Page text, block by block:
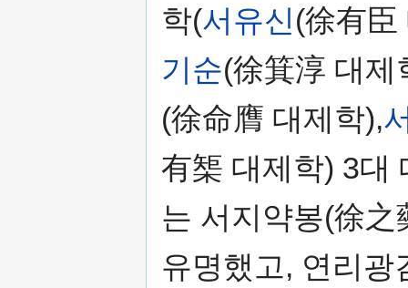
학(서유신(徐有臣
기순(徐箕淳 대
(徐命膺 대제학),
有榘 대제학) 3대
는 서지약봉(徐
유명했고, 연리